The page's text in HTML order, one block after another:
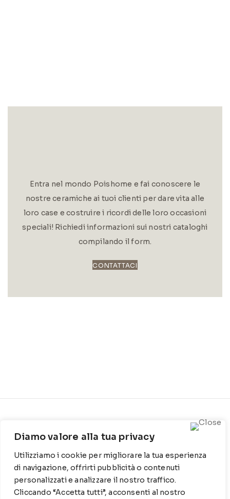
Diamo valore alla tua privacy
Utilizziamo i cookie per migliorare la tua esperienza
di navigazione, offrirti pubblicità o contenuti
personalizzati e analizzare il nostro traffico.
Cliccando “Accetta tutti”, acconsenti al nostro
Entra nel mondo Poishome e fai conoscere le
nostre ceramiche ai tuoi clienti per dare vita alle
loro case e costruire i ricordi delle loro occasioni
speciali! Richiedi informazioni sui nostri cataloghi
compilando il form.
CONTATTACI
Contrada Locosantissimo
1316 - 70044 Polignano a
T: 080 917 78 89
Chi siamo
Cookie Policy